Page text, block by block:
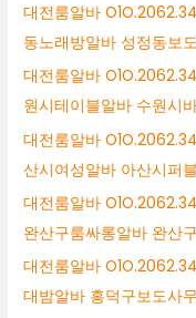
대전룸알바
동노래방알바 성정동보
대전룸알바
원시테이블알바 수원시
대전룸알바
산시여성알바 아산시퍼
대전룸알바
완산구룸싸롱알바 완산
대전룸알바
대밤알바 흥덕구보도사